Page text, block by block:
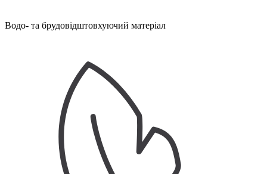
Водо- та брудовідштовхуючий матеріал